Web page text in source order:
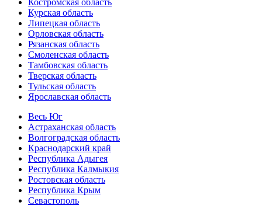
Костромская область
Курская область
Липецкая область
Орловская область
Рязанская область
Смоленская область
Тамбовская область
Тверская область
Тульская область
Ярославская область
Весь Юг
Астраханская область
Волгоградская область
Краснодарский край
Республика Адыгея
Республика Калмыкия
Ростовская область
Республика Крым
Севастополь